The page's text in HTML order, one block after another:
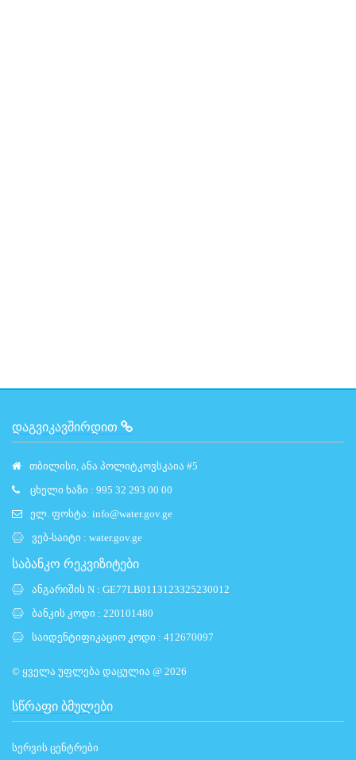
ᲓᲐᲒᲕᲘᲙᲐᲕᲨᲘᲠᲓᲘᲗ
თბილისი, ანა პოლიტკოვსკაია #5
ცხელი ხაზი : 995 32 293 00 00
ელ. ფოსტა: info@water.gov.ge
ვებ-საიტი : water.gov.ge
საბანკო რეკვიზიტები
ანგარიშის N : GE77LB0113123325230012
ბანკის კოდი : 220101480
საიდენტიფიკაციო კოდი : 412670097
© ყველა უფლება დაცულია @ 2026
ᲡᲬᲠᲐᲤᲘ ᲑᲛᲣᲚᲔᲑᲘ
სერვის ცენტრები